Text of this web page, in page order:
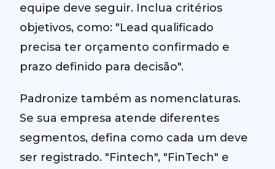
equipe deve seguir. Inclua critérios
objetivos, como: "Lead qualificado
precisa ter orçamento confirmado e
prazo definido para decisão".
Padronize também as nomenclaturas.
Se sua empresa atende diferentes
segmentos, defina como cada um deve
ser registrado. "Fintech", "FinTech" e